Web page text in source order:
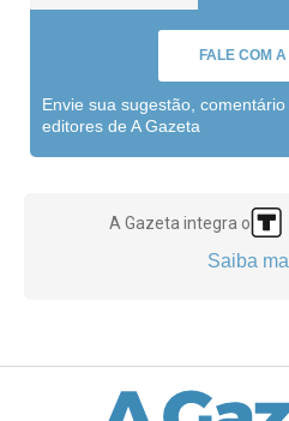
FALE COM
Envie sua sugestão,
editores de A Gazeta
A Gazeta integra o
Saiba